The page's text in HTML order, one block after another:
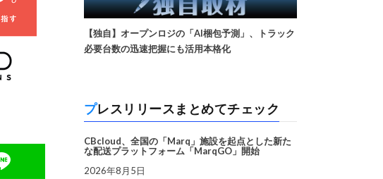
【独自】オープンロジの「AI梱包予測」、トラック
必要台数の迅速把握にも活用本格化
プレスリリースまとめてチェック
CBcloud、全国の「Marq」施設を起点とした新た
な配送プラットフォーム「MarqGO」開始
2026年8月5日